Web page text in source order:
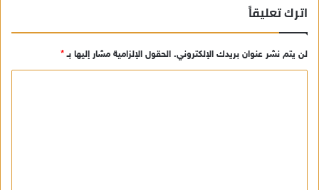
اترك تعليقاً
لن يتم نشر عنوان بريدك الإلكتروني. الحقول الإلزامية مشار إليها بـ*